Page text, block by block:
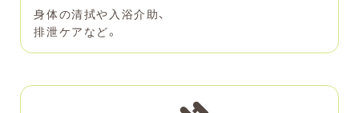
身体の清拭や入浴介助、
排泄ケアなど。